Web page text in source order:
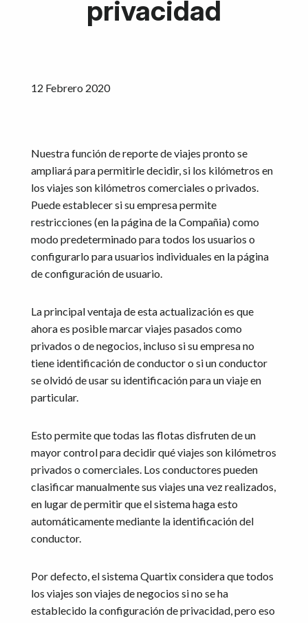
privacidad
12 Febrero 2020
Nuestra función de reporte de viajes pronto se
ampliará para permitirle decidir, si los kilómetros en
los viajes son kilómetros comerciales o privados.
Puede establecer si su empresa permite
restricciones (en la página de la Compañia) como
modo predeterminado para todos los usuarios o
configurarlo para usuarios individuales en la página
de configuración de usuario.
La principal ventaja de esta actualización es que
ahora es posible marcar viajes pasados como
privados o de negocios, incluso si su empresa no
tiene identificación de conductor o si un conductor
se olvidó de usar su identificación para un viaje en
particular.
Esto permite que todas las flotas disfruten de un
mayor control para decidir qué viajes son kilómetros
privados o comerciales. Los conductores pueden
clasificar manualmente sus viajes una vez realizados,
en lugar de permitir que el sistema haga esto
automáticamente mediante la identificación del
conductor.
Por defecto, el sistema Quartix considera que todos
los viajes son viajes de negocios si no se ha
establecido la configuración de privacidad, pero eso